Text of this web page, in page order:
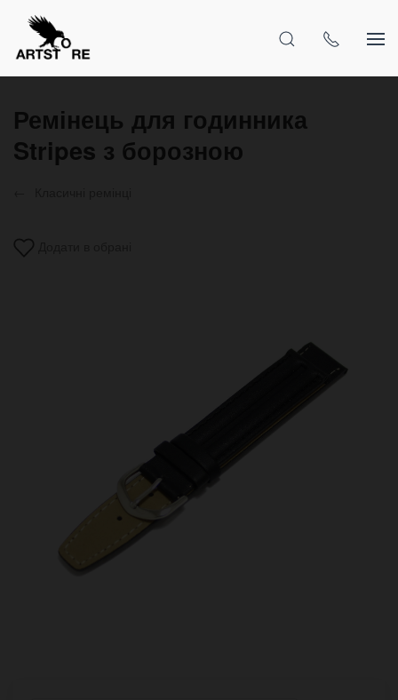
Ремінець для годинника
Stripes з борозною